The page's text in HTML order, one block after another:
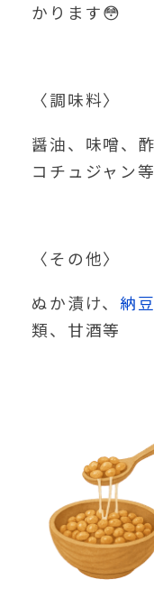
かります😳
〈調味料〉
醤油、味噌、
コチュジャン等
〈その他〉
ぬか漬け、 納豆
類、甘酒等